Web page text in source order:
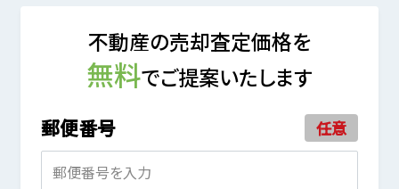
不動産の売却査定価格を
無料でご提案いたします
郵便番号 任意